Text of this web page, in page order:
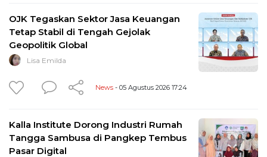
OJK Tegaskan Sektor Jasa Keuangan
Tetap Stabil di Tengah Gejolak
Geopolitik Global
Lisa Emilda
News - 05 Agustus 2026 17:24
Kalla Institute Dorong Industri Rumah
Tangga Sambusa di Pangkep Tembus
Pasar Digital